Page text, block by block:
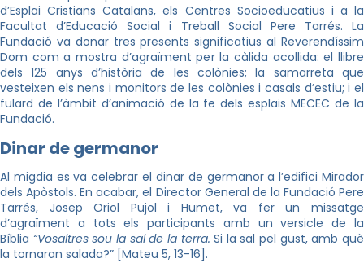
d’Esplai Cristians Catalans, els Centres Socioeducatius i a la
Facultat d’Educació Social i Treball Social Pere Tarrés. La
Fundació va donar tres presents significatius al Reverendíssim
Dom com a mostra d’agraïment per la càlida acollida: el llibre
dels 125 anys d’història de les colònies; la samarreta que
vesteixen els nens i monitors de les colònies i casals d’estiu; i el
fulard de l’àmbit d’animació de la fe dels esplais MECEC de la
Fundació.
Dinar de germanor
Al migdia es va celebrar el dinar de germanor a l’edifici Mirador
dels Apòstols. En acabar, el Director General de la Fundació Pere
Tarrés, Josep Oriol Pujol i Humet, va fer un missatge
d’agraïment a tots els participants amb un versicle de la
Bíblia “Vosaltres sou la sal de la terra. Si la sal pel gust, amb què
la tornaran salada?” [Mateu 5, 13-16].